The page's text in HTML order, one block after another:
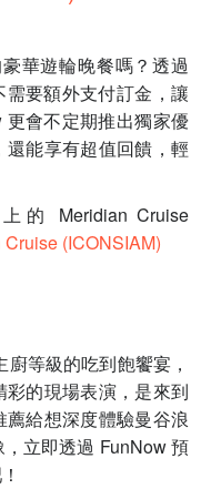
華遊輪晚餐嗎？透過
要額外支付訂金，讓
會不定期推出獨家優
能享有超值回饋，輕
的 Meridian Cruise
(ICONSIAM)
等級的吃到飽饗宴，
的現場表演，是來到
給想深度體驗曼谷浪
立即透過 FunNow 預